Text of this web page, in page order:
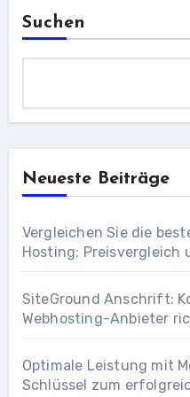
Suchen
Neueste Beiträge
Vergleichen Sie die
Hosting: Preisvergleich
SiteGround Anschrift:
Webhosting-Anbieter
Optimale Leistung mit
Schlüssel zum